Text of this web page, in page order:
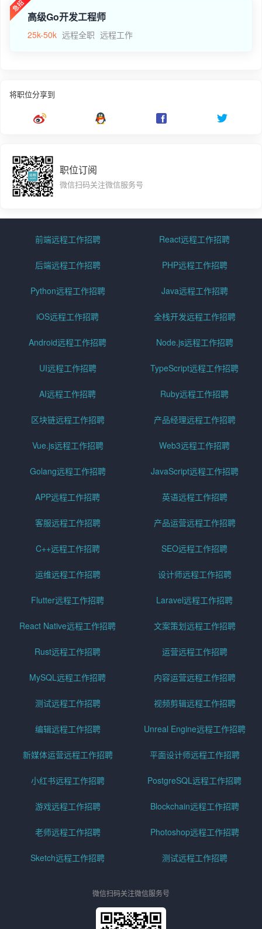
高级Go开发工程师
25k-50k 远程全职 远程工作
将职位分享到
职位订阅
微信扫码关注微信服务号
前端远程工作招聘 React远程工作招聘
后端远程工作招聘 PHP远程工作招聘
Python远程工作招聘 Java远程工作招聘
iOS远程工作招聘 全栈开发远程工作招聘
Android远程工作招聘 Node.js远程工作招聘
UI远程工作招聘 TypeScript远程工作招聘
AI远程工作招聘 Ruby远程工作招聘
区块链远程工作招聘 产品经理远程工作招聘
Vue.js远程工作招聘 Web3远程工作招聘
Golang远程工作招聘 JavaScript远程工作招聘
APP远程工作招聘 英语远程工作招聘
客服远程工作招聘 产品运营远程工作招聘
C++远程工作招聘 SEO远程工作招聘
运维远程工作招聘 设计师远程工作招聘
Flutter远程工作招聘 Laravel远程工作招聘
React Native远程工作招聘 文案策划远程工作招聘
Rust远程工作招聘 运营远程工作招聘
MySQL远程工作招聘 内容运营远程工作招聘
测试远程工作招聘 视频剪辑远程工作招聘
编辑远程工作招聘 Unreal Engine远程工作招聘
新媒体运营远程工作招聘 平面设计师远程工作招聘
小红书远程工作招聘 PostgreSQL远程工作招聘
游戏远程工作招聘 Blockchain远程工作招聘
老师远程工作招聘 Photoshop远程工作招聘
Sketch远程工作招聘 测试远程工作招聘
微信扫码关注微信服务号